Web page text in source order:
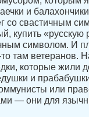
и
со свастичным
купить «русскую
символом. И
там ветеранов.
которые жили
и
или
— они для